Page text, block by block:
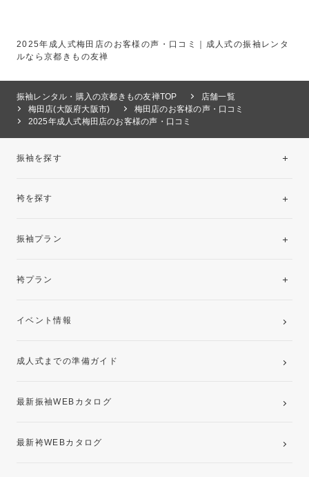
2025年成人式梅田店のお客様の声・口コミ｜成人式の振袖レンタ
ルなら京都きもの友禅
振袖レンタル・購入の京都きもの友禅TOP
店舗一覧
梅田店(大阪府大阪市)
梅田店のお客様の声・口コミ
2025年成人式梅田店のお客様の声・口コミ
振袖を探す
袴を探す
振袖プラン
レンタルプラン
袴プラン
卒業袴レンタルプラン
イベント情報
成人式までの準備ガイド
最新振袖WEBカタログ
最新袴WEBカタログ